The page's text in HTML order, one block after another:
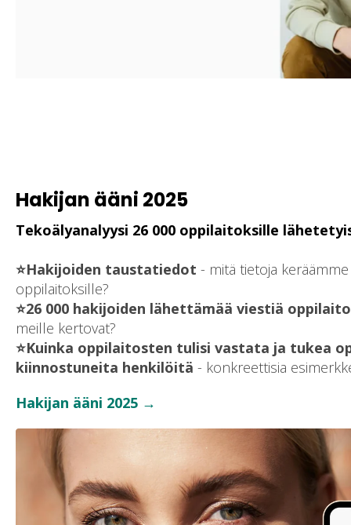
Hakijan ääni 2025
Tekoälyanalyysi 26 000 oppilaitoksille
⭐Hakijoiden taustatiedot - mitä tietoja
oppilaitoksille?
⭐26 000 hakijoiden lähettämää viestiä
meille kertovat?
⭐Kuinka oppilaitosten tulisi vastata ja tukea
kiinnostuneita henkilöitä - konkreettisia
Hakijan ääni 2025 →